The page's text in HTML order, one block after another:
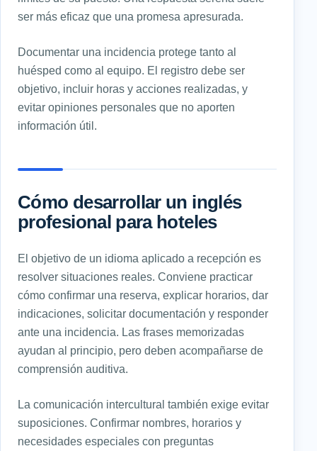
ser más eficaz que una promesa apresurada.
Documentar una incidencia protege tanto al
huésped como al equipo. El registro debe ser
objetivo, incluir horas y acciones realizadas, y
evitar opiniones personales que no aporten
información útil.
Cómo desarrollar un inglés
profesional para hoteles
El objetivo de un idioma aplicado a recepción es
resolver situaciones reales. Conviene practicar
cómo confirmar una reserva, explicar horarios, dar
indicaciones, solicitar documentación y responder
ante una incidencia. Las frases memorizadas
ayudan al principio, pero deben acompañarse de
comprensión auditiva.
La comunicación intercultural también exige evitar
suposiciones. Confirmar nombres, horarios y
necesidades especiales con preguntas